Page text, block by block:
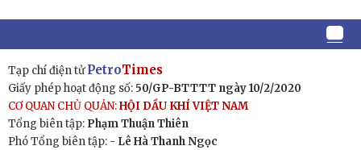
Tạp chí điện tửPetroTimes
Giấy phép hoạt động số: 50/GP-BTTTT ngày 10/2/2020
CƠ QUAN CHỦ QUẢN:HỘI DẦU KHÍ VIỆT NAM
Tổng biên tập: Phạm Thuận Thiên
Phó Tổng biên tập: - Lê Hà Thanh Ngọc